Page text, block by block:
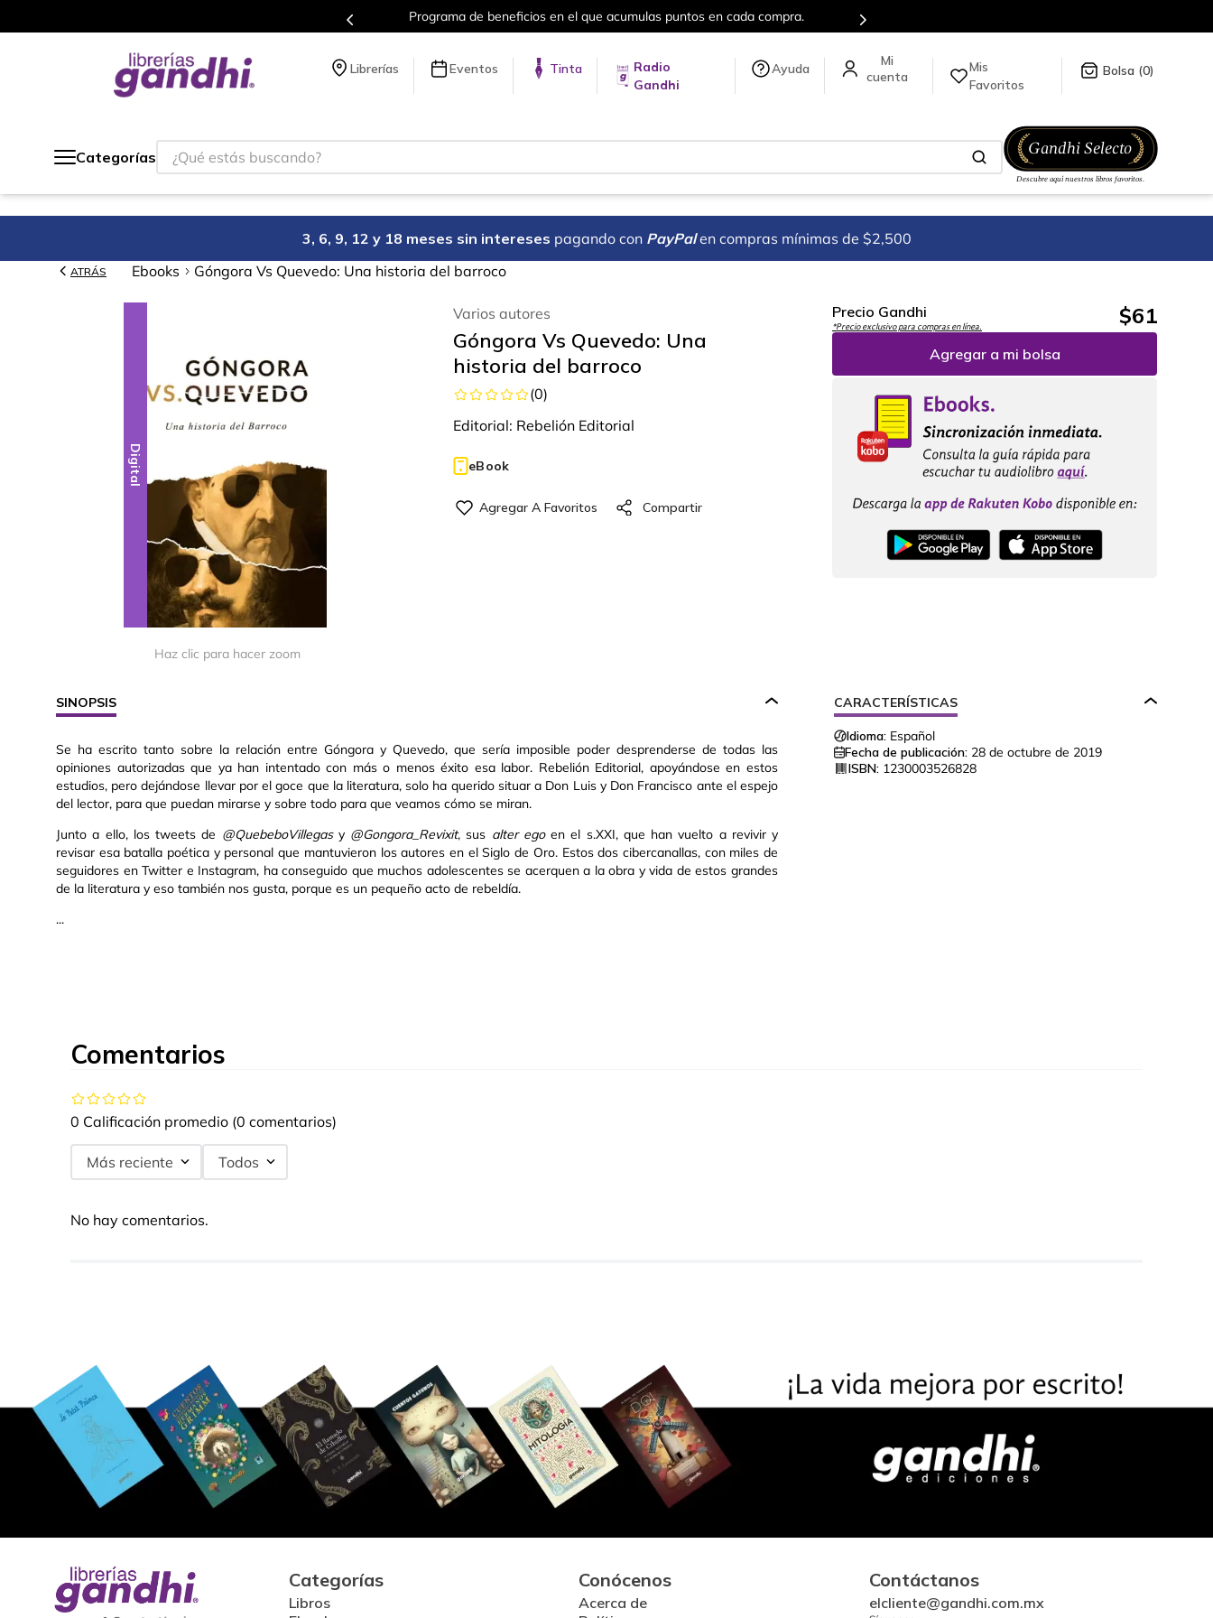
Programa de beneficios en el que acumulas puntos en cada compra. Más de 5 millones de títulos en nuestra tienda en línea.
Librerías Eventos Tinta
Radio
Gandhi
Ayuda
Mis
Favoritos
0
Categorías
¿Qué estás buscando?
3, 6, 9, 12 y 18 meses sin intereses pagando con PayPal en compras mínimas de $2,500
ATRÁS Ebooks Góngora Vs Quevedo: Una historia del barroco
Digital
Haz clic para hacer zoom
Varios autores
Góngora Vs Quevedo: Una
historia del barroco
(0)
Editorial: Rebelión Editorial
eBook
Precio Gandhi
*Precio exclusivo para compras en línea. $61
Agregar a mi bolsa
SINOPSIS
Se ha escrito tanto sobre la relación entre Góngora y Quevedo, que sería imposible poder desprenderse de todas las
opiniones autorizadas que ya han intentado con más o menos éxito esa labor. Rebelión Editorial, apoyándose en estos
estudios, pero dejándose llevar por el goce que la literatura, solo ha querido situar a Don Luis y Don Francisco ante el espejo
del lector, para que puedan mirarse y sobre todo para que veamos cómo se miran.
Junto a ello, los tweets de @QuebeboVillegasy @Gongora_Revixit, sus alter egoen el s.XXI, que han vuelto a revivir y
revisar esa batalla poética y personal que mantuvieron los autores en el Siglo de Oro. Estos dos cibercanallas, con miles de
seguidores en Twitter e Instagram, ha conseguido que muchos adolescentes se acerquen a la obra y vida de estos grandes
de la literatura y eso también nos gusta, porque es un pequeño acto de rebeldía.
...
CARACTERÍSTICAS
Idioma: Español
Fecha de publicación: 28 de octubre de 2019
ISBN: 1230003526828
Comentarios
0 Calificación promedio (0 comentarios)
Más reciente Todos
No hay comentarios.
Categorías
Libros
Conócenos
Acerca de
Contáctanos
elcliente@gandhi.com.mx